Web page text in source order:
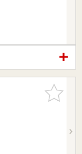
お気に入
りに追加